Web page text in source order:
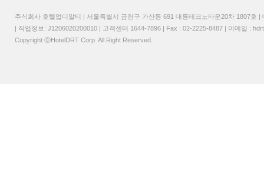
주식회사 호텔업디알티 | 서울특별시 금천구 가산동 691 대륭테크노타운20차 1807
| 직업정보: J1206020200010 | 고객센터 1644-7896 | Fax : 02-2225-8487 | 이메일 :
Copyright ⓒHotelDRT Corp. All Right Reserved.